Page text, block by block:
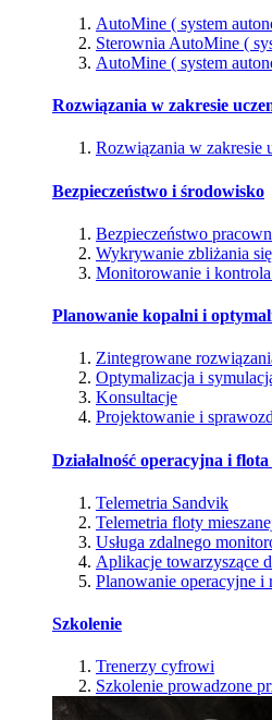
AutoMine ( system
Sterownia AutoMine (
AutoMine ( system
Rozwiązania w zakresie
Rozwiązania w zakresie
Bezpieczeństwo i środowisko
Bezpieczeństwo
Wykrywanie zbliżania
Monitorowanie i
Planowanie kopalni i
Zintegrowane
Optymalizacja i
Konsultacje
Projektowanie i
Działalność operacyjna i
Telemetria Sandvik
Telemetria floty
Usługa zdalnego
Aplikacje towarzyszące
Planowanie operacyjne i
Szkolenie
Trenerzy cyfrowi
Szkolenie prowadzone